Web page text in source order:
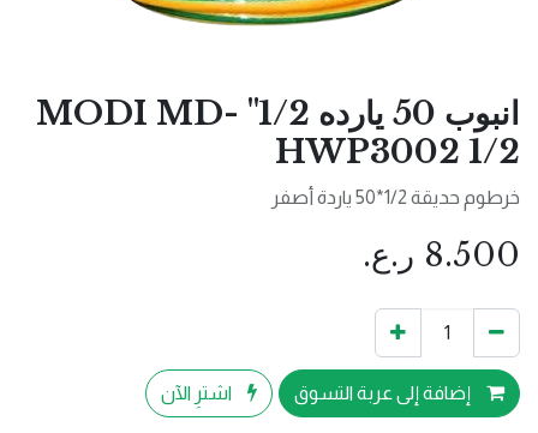
انبوب 50 يارده 1/2" MODI MD-
HWP3002 1/2
خرطوم حديقة 1/2*50 ياردة أصفر
8.500 ر.ع.
إضافة إلى عربة التسوق اشترِ الآن